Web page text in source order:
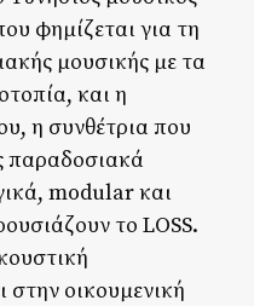
φημίζεται για τη
μουσικής με τα
και η
η συνθέτρια που
παραδοσιακά
modular και
το LOSS.
στην οικουμενική